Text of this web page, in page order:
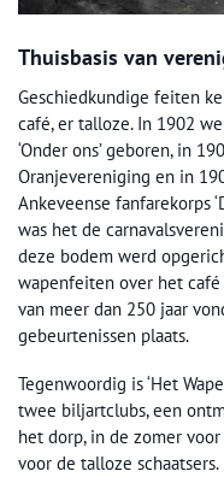
Thuisbasis van
Geschiedkundige feiten
café, er talloze. In 1902
‘Onder ons’ geboren, in
Oranjevereniging en in
Ankeveense fanfarekorps
was het de
deze bodem werd
wapenfeiten over het
van meer dan 250 jaar
gebeurtenissen plaats.
Tegenwoordig is ‘Het
twee biljartclubs, een
het dorp, in de zomer
voor de talloze schaatsers.